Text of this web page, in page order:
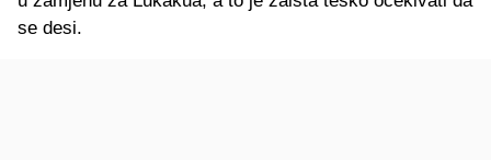
se desi.